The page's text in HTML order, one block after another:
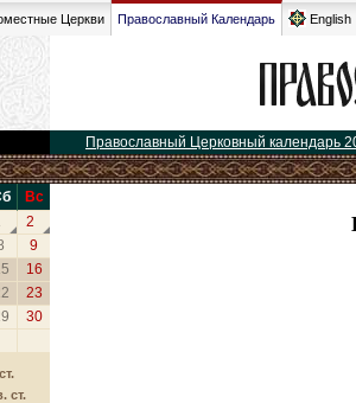
Церкви Православный Календарь English
Православный Церковный календарь
Вс
2
9
16
23
30
ст.